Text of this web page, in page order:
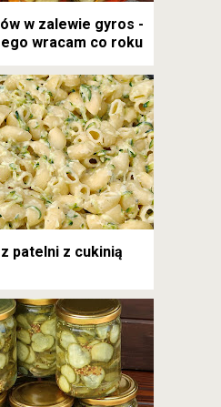
w zalewie gyros -
wracam co roku
patelni z cukinią